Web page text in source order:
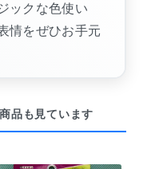
ックな色使い
情をぜひお手元
品も見ています